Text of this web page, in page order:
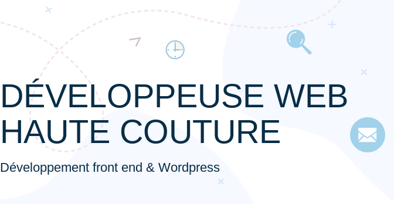
DÉVELOPPEUSE WEB
HAUTE COUTURE
Développement front end & Wordpress